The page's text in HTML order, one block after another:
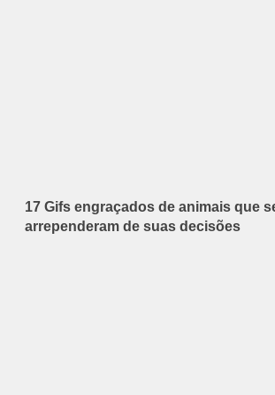
17 Gifs engraçados de animais que
arrependeram de suas decisões